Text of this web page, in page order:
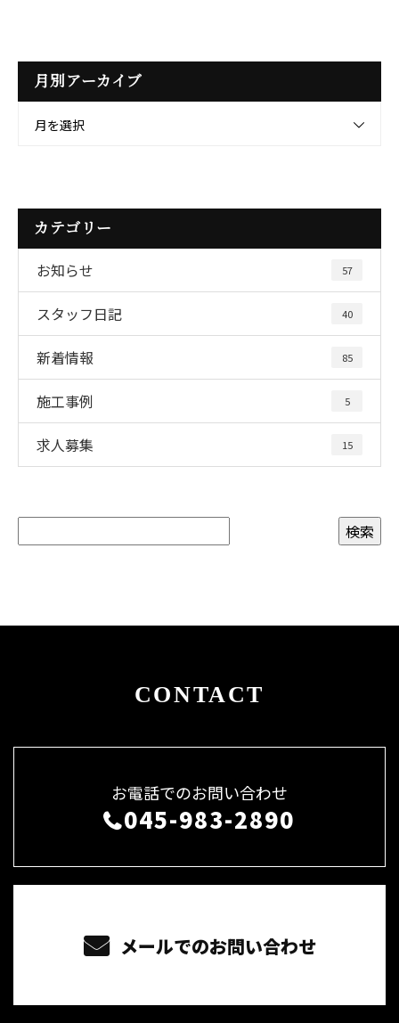
月別アーカイブ
月を選択
カテゴリー
お知らせ 57
スタッフ日記 40
新着情報 85
施工事例 5
求人募集 15
CONTACT
お電話でのお問い合わせ
045-983-2890
メールでのお問い合わせ